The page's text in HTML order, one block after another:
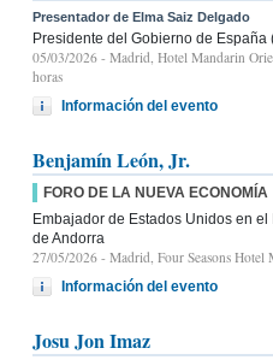
Presentador de Elma Saiz Delgado
Presidente del Gobierno de España
05/03/2026 - Madrid, Hotel Mandarin
horas
Información del evento
Benjamín León, Jr.
FORO DE LA NUEVA ECONOMÍA
Embajador de Estados Unidos en
de Andorra
27/05/2026 - Madrid, Four Seasons
Información del evento
Josu Jon Imaz